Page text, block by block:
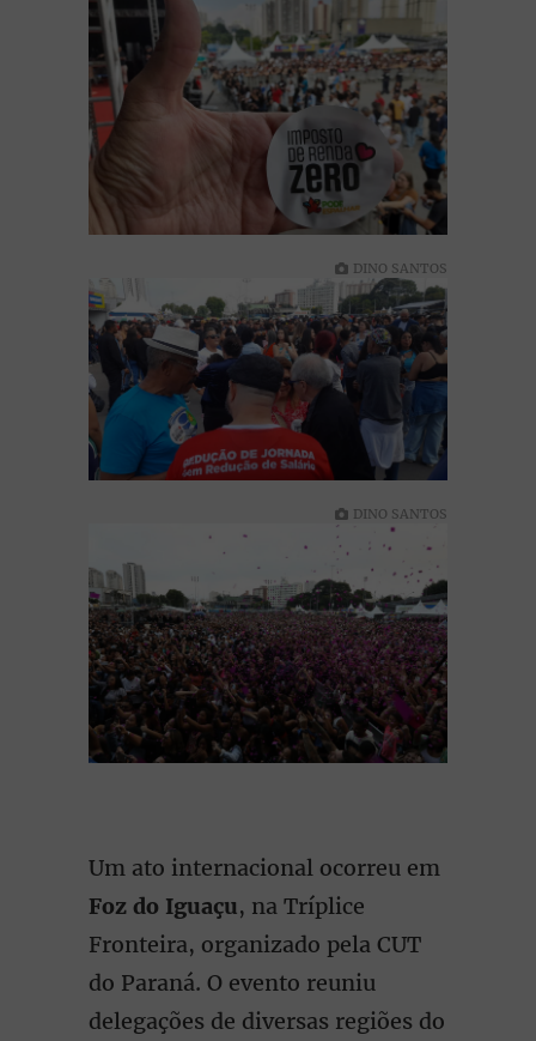
DINO SANTOS
DINO SANTOS
Um ato internacional ocorreu em
Foz do Iguaçu, na Tríplice
Fronteira, organizado pela CUT
do Paraná. O evento reuniu
delegações de diversas regiões do